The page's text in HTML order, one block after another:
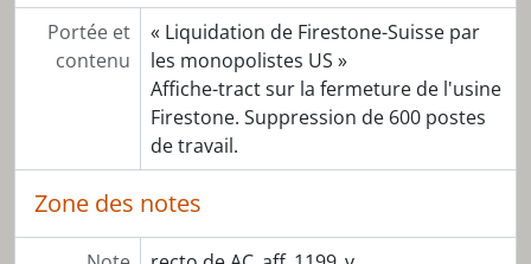
Portée et
contenu
« Liquidation de Firestone-Suisse par
les monopolistes US »
Affiche-tract sur la fermeture de l'usine
Firestone. Suppression de 600 postes
de travail.
Zone des notes